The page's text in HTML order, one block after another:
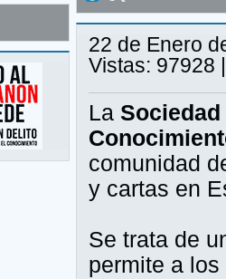
22 de Enero
Vistas: 97928
La
comunidad
y cartas en
Se trata de
permite a